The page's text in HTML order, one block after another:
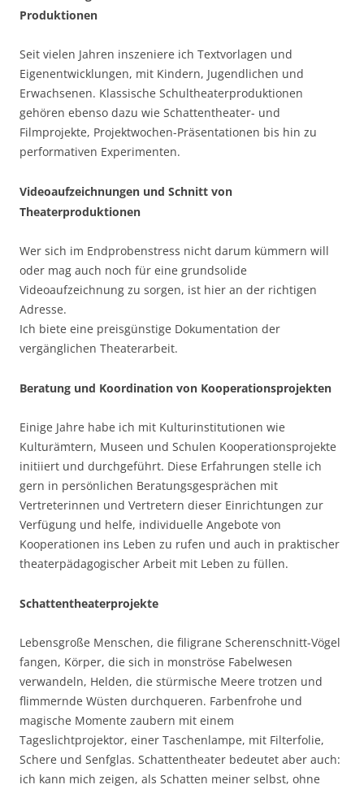
Produktionen
Seit vielen Jahren inszeniere ich Textvorlagen und
Eigenentwicklungen, mit Kindern, Jugendlichen und
Erwachsenen. Klassische Schultheaterproduktionen
gehören ebenso dazu wie Schattentheater- und
Filmprojekte, Projektwochen-Präsentationen bis hin zu
performativen Experimenten.
Videoaufzeichnungen und Schnitt von
Theaterproduktionen
Wer sich im Endprobenstress nicht darum kümmern will
oder mag auch noch für eine grundsolide
Videoaufzeichnung zu sorgen, ist hier an der richtigen
Adresse.
Ich biete eine preisgünstige Dokumentation der
vergänglichen Theaterarbeit.
Beratung und Koordination von Kooperationsprojekten
Einige Jahre habe ich mit Kulturinstitutionen wie
Kulturämtern, Museen und Schulen Kooperationsprojekte
initiiert und durchgeführt. Diese Erfahrungen stelle ich
gern in persönlichen Beratungsgesprächen mit
Vertreterinnen und Vertretern dieser Einrichtungen zur
Verfügung und helfe, individuelle Angebote von
Kooperationen ins Leben zu rufen und auch in praktischer
theaterpädagogischer Arbeit mit Leben zu füllen.
Schattentheaterprojekte
Lebensgroße Menschen, die filigrane Scherenschnitt-Vögel
fangen, Körper, die sich in monströse Fabelwesen
verwandeln, Helden, die stürmische Meere trotzen und
flimmernde Wüsten durchqueren. Farbenfrohe und
magische Momente zaubern mit einem
Tageslichtprojektor, einer Taschenlampe, mit Filterfolie,
Schere und Senfglas. Schattentheater bedeutet aber auch:
ich kann mich zeigen, als Schatten meiner selbst, ohne